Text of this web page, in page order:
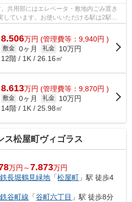
共用部にはエレベータ・敷地内ごみ置き
しています。お使いいただける駅は2駅あ
8.506万円 (管理費等：9,940円 )
敷金 0ヶ月 礼金
10万円
12階 / 1K / 26.16㎡
8.613万円 (管理費等：9,870円 )
敷金 0ヶ月 礼金
10万円
14階 / 1K / 25.98㎡
ス松屋町ヴィゴラス
万円～7.873万円
長堀鶴見緑地 「松屋町 」駅 徒歩4
谷町線 「谷町六丁目 」駅 徒歩8分